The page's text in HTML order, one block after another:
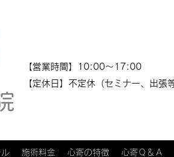
​​【営業時間】10:00～17:00
【定休日】不定休（セミナー、出張等
ル 施術料金 心寄の特徴 心寄Ｑ＆Ａ